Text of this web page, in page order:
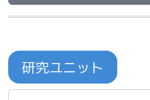
研究ユニット